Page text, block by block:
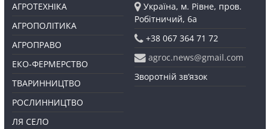
АГРОТЕХНІКА
АГРОПОЛІТИКА
АГРОПРАВО
ЕКО-ФЕРМЕРСТВО
ТВАРИННИЦТВО
РОСЛИННИЦТВО
ЛЯ СЕЛО
Україна, м. Рівне, пров.
Робітничий, 6а
+38 067 364 71 72
agroc.news@gmail.com
Зворотній зв’язок